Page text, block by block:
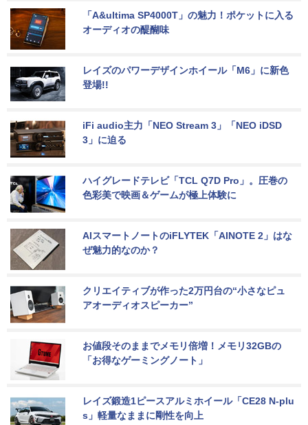
「A&ultima SP4000T」の魅力！ポケットに入る
オーディオの醍醐味
レイズのパワーデザインホイール「M6」に新色
登場!!
iFi audio主力「NEO Stream 3」「NEO iDSD
3」に迫る
ハイグレードテレビ「TCL Q7D Pro」。圧巻の
色彩美で映画＆ゲームが極上体験に
AIスマートノートのiFLYTEK「AINOTE 2」はな
ぜ魅力的なのか？
クリエイティブが作った2万円台の“小さなピュ
アオーディオスピーカー”
お値段そのままでメモリ倍増！メモリ32GBの
「お得なゲーミングノート」
レイズ鍛造1ピースアルミホイール「CE28 N-plu
s」軽量なままに剛性を向上